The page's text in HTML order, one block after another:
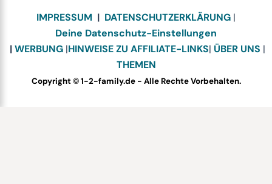
IMPRESSUM | DATENSCHUTZERKLÄRUNG |
Deine Datenschutz-Einstellungen
|WERBUNG |HINWEISE ZU AFFILIATE-LINKS| ÜBER UNS |
THEMEN
Copyright © 1-2-family.de - Alle Rechte Vorbehalten.